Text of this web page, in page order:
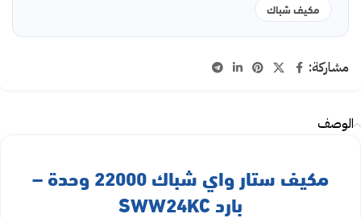
مكيف شباك
مشاركة:
الوصف
مكيف ستار واي شباك 22000 وحدة –
بارد SWW24KC